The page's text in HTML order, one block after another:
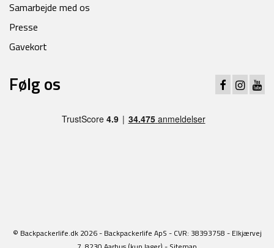
Samarbejde med os
Presse
Gavekort
Følg os
© Backpackerlife.dk 2026 - Backpackerlife ApS - CVR: 38393758 - Elkjærvej